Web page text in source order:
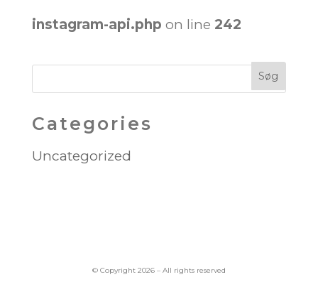
instagram-api.php on line 242
Categories
Uncategorized
© Copyright 2026 – All rights reserved